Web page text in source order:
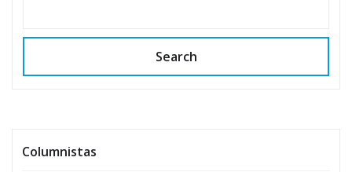
Search
Columnistas